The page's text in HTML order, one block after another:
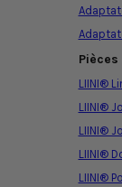
LIINI®
LIINI®
LIINI®
LIINI®
LIINI®